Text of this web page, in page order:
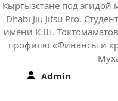
Кыргызстане под
Dhabi Jiu Jitsu Pro.
имени К.Ш.
профилю «Финансы и
Admin